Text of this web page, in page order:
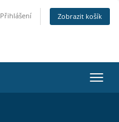
Přihlášení Zobrazit košík